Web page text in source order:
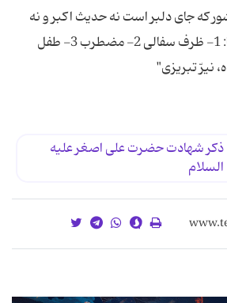
كه جاى دلبر است‏ نه حدیث اكبر و نه
اصغر است‏ پی‌نوشت‌ها: 1- ظرف سفالی 2- مضطرب 3- طفل
نیرّ تبریزى"‏
ذكر شهادت حضرت على اصغر علیه
السلام